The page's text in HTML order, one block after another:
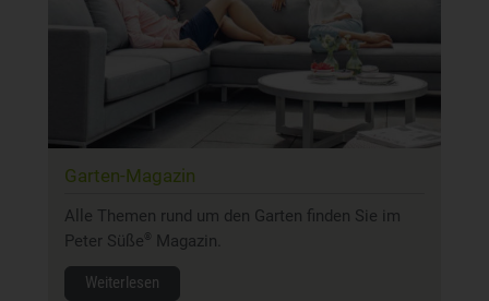
Garten-Magazin
Alle Themen rund um den Garten finden Sie im
Peter Süße ® Magazin.
Weiterlesen